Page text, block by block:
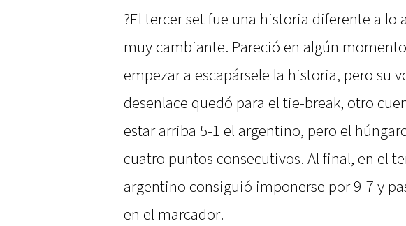
?El tercer set fue una historia diferente a lo
muy cambiante. Pareció en algún
empezar a escapársele la historia, pero su
desenlace quedó para el tie-break, otro
estar arriba 5-1 el argentino, pero el
cuatro puntos consecutivos. Al final, en el
argentino consiguió imponerse por 9-7 y
en el marcador.